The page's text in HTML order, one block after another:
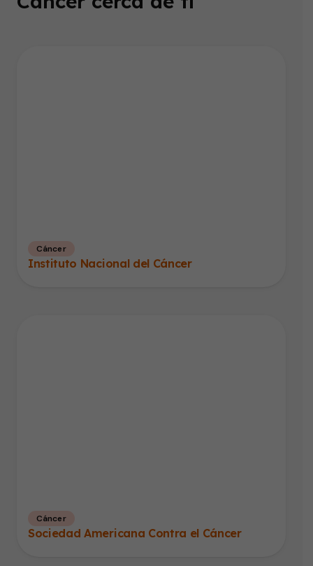
Cáncer
Instituto Nacional del Cáncer
Cáncer
Sociedad Americana Contra el Cáncer